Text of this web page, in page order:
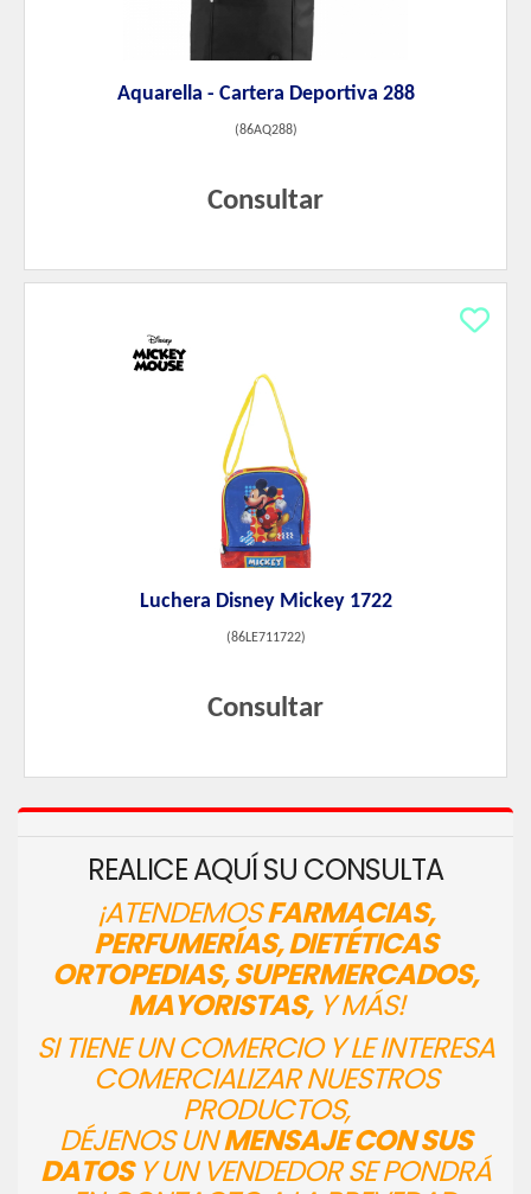
Aquarella - Cartera Deportiva 288
(86AQ288)
Consultar
Luchera Disney Mickey 1722
(86LE711722)
Consultar
REALICE AQUÍ SU CONSULTA
¡ATENDEMOSFARMACIAS,
PERFUMERÍAS, DIETÉTICAS
ORTOPEDIAS, SUPERMERCADOS,
MAYORISTAS,Y MÁS!
SI TIENE UN COMERCIO Y LE INTERESA
COMERCIALIZAR NUESTROS
PRODUCTOS,
DÉJENOS UNMENSAJE CON SUS
DATOSY UN VENDEDOR SE PONDRÁ